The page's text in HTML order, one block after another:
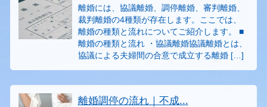
離婚には、協議離婚、調停離婚、審判離婚、
裁判離婚の4種類が存在します。ここでは、
離婚の種類と流れについてご紹介します。 ■
離婚の種類と流れ ・協議離婚協議離婚とは、
協議による夫婦間の合意で成立する離婚 […]
離婚調停の流れ｜不成...